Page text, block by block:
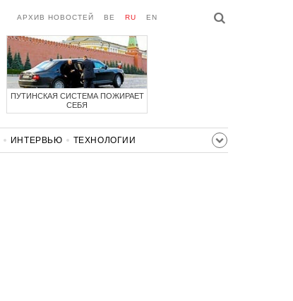
АРХИВ НОВОСТЕЙ BE RU EN
ПУТИНСКАЯ СИСТЕМА ПОЖИРАЕТ
СЕБЯ
ИНТЕРВЬЮ
ТЕХНОЛОГИИ